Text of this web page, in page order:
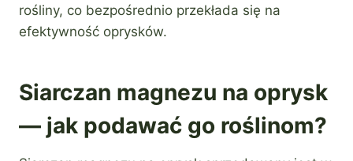
rośliny, co bezpośrednio przekłada się na
efektywność oprysków.
Siarczan magnezu na oprysk
— jak podawać go roślinom?